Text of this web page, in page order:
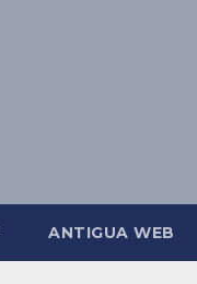
ANTIGUA WEB